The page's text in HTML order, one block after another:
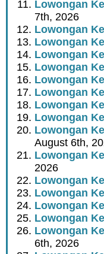
Lowongan
7th, 2026
Lowongan
Lowongan
Lowongan
Lowongan
Lowongan
Lowongan
Lowongan
Lowongan
Lowongan
August 6th,
Lowongan
2026
Lowongan
Lowongan
Lowongan
Lowongan
Lowongan
6th, 2026